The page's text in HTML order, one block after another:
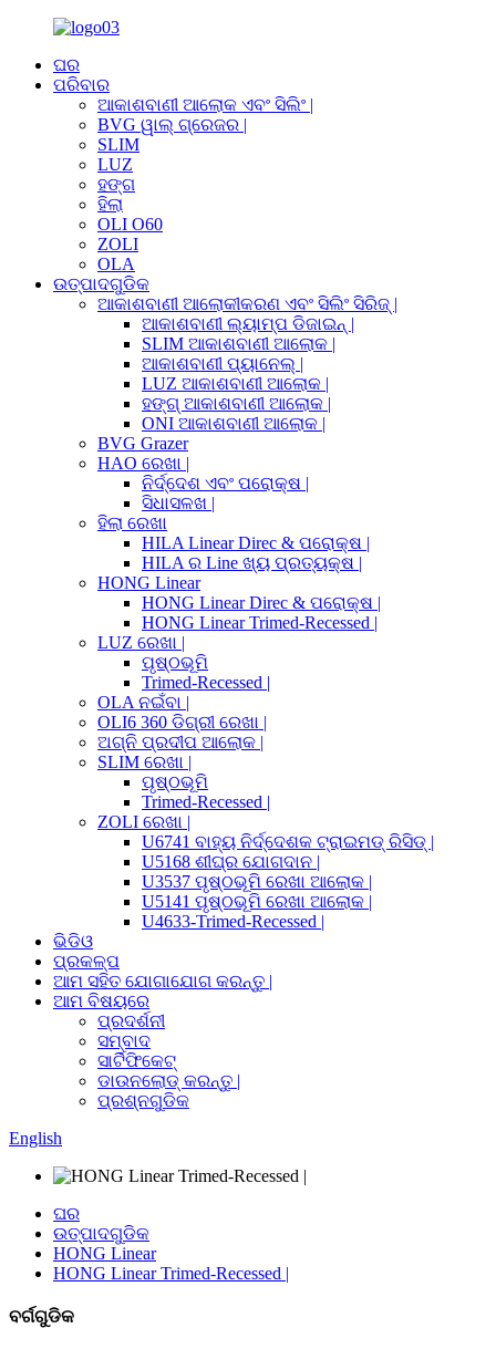
ଘର
ପରିବାର
ଆକାଶବାଣୀ ଆଲୋକ ଏବଂ ସିଲିଂ |
BVG ୱାଲ୍ ଗ୍ରେଜର |
SLIM
LUZ
ହଙ୍ଗ
ହିଲା
OLI O60
ZOLI
OLA
ଉତ୍ପାଦଗୁଡିକ
ଆକାଶବାଣୀ ଆଲୋକୀକରଣ ଏବଂ ସିଲିଂ ସିରିଜ୍ |
ଆକାଶବାଣୀ ଲ୍ୟାମ୍ପ ଡିଜାଇନ୍ |
SLIM ଆକାଶବାଣୀ ଆଲୋକ |
ଆକାଶବାଣୀ ପ୍ୟାନେଲ୍ |
LUZ ଆକାଶବାଣୀ ଆଲୋକ |
ହଙ୍ଗ୍ ଆକାଶବାଣୀ ଆଲୋକ |
ONI ଆକାଶବାଣୀ ଆଲୋକ |
BVG Grazer
HAO ରେଖା |
ନିର୍ଦ୍ଦେଶ ଏବଂ ପରୋକ୍ଷ |
ସିଧାସଳଖ |
ହିଲା ରେଖା
HILA Linear Direc & ପରୋକ୍ଷ |
HILA ର Line ଖ୍ୟ ପ୍ରତ୍ୟକ୍ଷ |
HONG Linear
HONG Linear Direc & ପରୋକ୍ଷ |
HONG Linear Trimed-Recessed |
LUZ ରେଖା |
ପୃଷ୍ଠଭୂମି
Trimed-Recessed |
OLA ନଇଁବା |
OLI6 360 ଡିଗ୍ରୀ ରେଖା |
ଅଗ୍ନି ପ୍ରଦୀପ ଆଲୋକ |
SLIM ରେଖା |
ପୃଷ୍ଠଭୂମି
Trimed-Recessed |
ZOLI ରେଖା |
U6741 ବାହ୍ୟ ନିର୍ଦ୍ଦେଶକ ଟ୍ରାଇମଡ୍ ରିସିଡ୍ |
U5168 ଶୀଘ୍ର ଯୋଗଦାନ |
U3537 ପୃଷ୍ଠଭୂମି ରେଖା ଆଲୋକ |
U5141 ପୃଷ୍ଠଭୂମି ରେଖା ଆଲୋକ |
U4633-Trimed-Recessed |
ଭିଡିଓ
ପ୍ରକଳ୍ପ
ଆମ ସହିତ ଯୋଗାଯୋଗ କରନ୍ତୁ |
ଆମ ବିଷୟରେ
ପ୍ରଦର୍ଶନୀ
ସମ୍ବାଦ
ସାର୍ଟିଫିକେଟ୍
ଡାଉନଲୋଡ୍ କରନ୍ତୁ |
ପ୍ରଶ୍ନଗୁଡିକ
English
ଘର
ଉତ୍ପାଦଗୁଡିକ
HONG Linear
HONG Linear Trimed-Recessed |
ବର୍ଗଗୁଡିକ